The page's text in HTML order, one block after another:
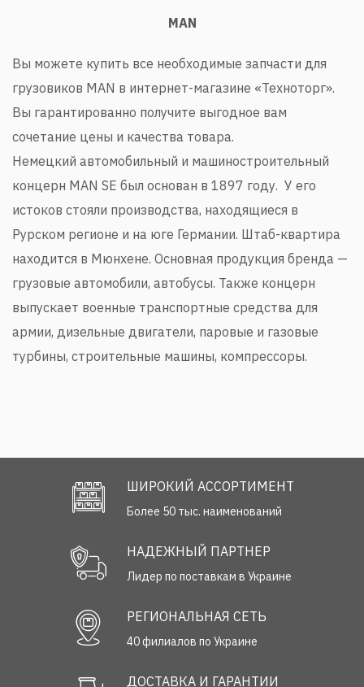
MAN
Вы можете купить все необходимые запчасти для
грузовиков MAN в интернет-магазине «Техноторг».
Вы гарантированно получите выгодное вам
сочетание цены и качества товара.
Немецкий автомобильный и машиностроительный
концерн MAN SE был основан в 1897 году. У его
истоков стояли производства, находящиеся в
Рурском регионе и на юге Германии. Штаб-квартира
находится в Мюнхене. Основная продукция бренда —
грузовые автомобили, автобусы. Также концерн
выпускает военные транспортные средства для
армии, дизельные двигатели, паровые и газовые
турбины, строительные машины, компрессоры.
ШИРОКИЙ АССОРТИМЕНТ
Более 50 тыс. наименований
НАДЕЖНЫЙ ПАРТНЕР
Лидер по поставкам в Украине
РЕГИОНАЛЬНАЯ СЕТЬ
40 филиалов по Украине
ДОСТАВКА И ГАРАНТИИ